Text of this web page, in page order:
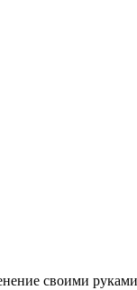
своими руками